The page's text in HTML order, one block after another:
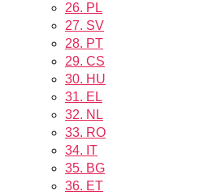
26. PL
27. SV
28. PT
29. CS
30. HU
31. EL
32. NL
33. RO
34. IT
35. BG
36. ET